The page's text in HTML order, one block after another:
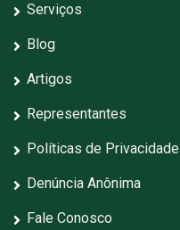
Serviços
Blog
Artigos
Representantes
Políticas de Privacidade
Denúncia Anônima
Fale Conosco